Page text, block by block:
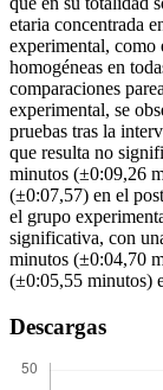
etaria concentrada
experimental, como
homogéneas en
comparaciones
experimental, se
pruebas tras la
que resulta no
minutos (±0:09,26
(±0:07,57) en el
el grupo
significativa, con
minutos (±0:04,70
(±0:05,55 minutos)
Descargas